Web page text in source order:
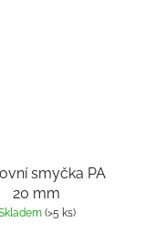
smyčka PA
20 mm
(>5 ks)